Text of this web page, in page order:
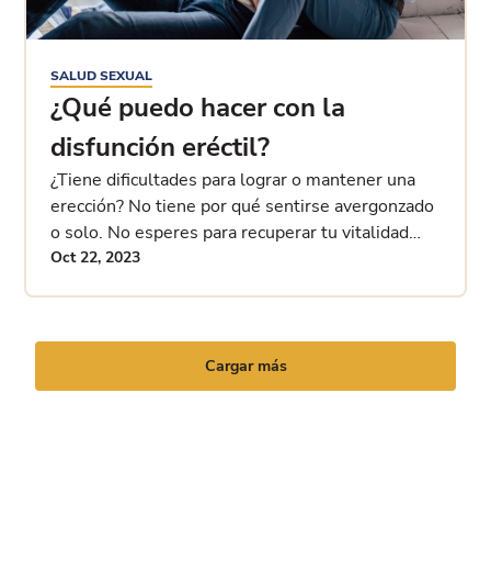
SALUD SEXUAL
¿Qué puedo hacer con la
disfunción eréctil?
¿Tiene dificultades para lograr o mantener una
erección? No tiene por qué sentirse avergonzado
o solo. No esperes para recuperar tu vitalidad
sexual y tu confianza en ti mismo
Oct 22, 2023
Cargar más